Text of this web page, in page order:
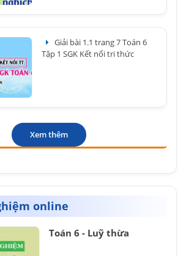
Giải bài 1.1 trang 7 Toán 6
Tập 1 SGK Kết nối tri thức
Xem thêm
online
Toán 6 - Luỹ thừa